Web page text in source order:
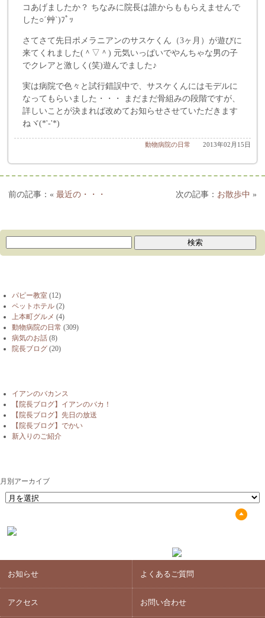
コあげましたか？ ちなみに院長は誰からももらえませんで
した○´艸`)ﾌﾟｯ
さてさて先日ポメラニアンのサスケくん（3ヶ月）が遊びに
来てくれました(＾▽＾) 元気いっぱいでやんちゃな男の子
でクレアと激しく(笑)遊んでました♪
実は病院で色々と試行錯誤中で、サスケくんにはモデルに
なってもらいました・・・ まだまだ骨組みの段階ですが、
詳しいことが決まれば改めてお知らせさせていただきます
ねヾ(*'-'*)
2013年02月15日
動物病院の日常
« 最近の・・・ お散歩中 »
パピー教室 (12)
ペットホテル (2)
上本町グルメ (4)
動物病院の日常 (309)
病気のお話 (8)
院長ブログ (20)
イアンのバカンス
【院長ブログ】イアンのバカ！
【院長ブログ】先日の放送
【院長ブログ】でかい
新入りのご紹介
月別アーカイブ
お知らせ よくあるご質問
アクセス お問い合わせ